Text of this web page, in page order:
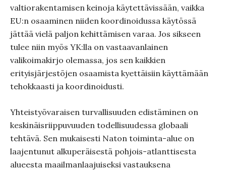
valtiorakentamisen keinoja käytettävissään, vaikka
EU:n osaaminen niiden koordinoidussa käytössä
jättää vielä paljon kehittämisen varaa. Jos sikseen
tulee niin myös YK:lla on vastaavanlainen
valikoimakirjo olemassa, jos sen kaikkien
erityisjärjestöjen osaamista kyettäisiin käyttämään
tehokkaasti ja koordinoidusti.
Yhteistyövaraisen turvallisuuden edistäminen on
keskinäisriippuvuuden todellisuudessa globaali
tehtävä. Sen mukaisesti Naton toiminta-alue on
laajentunut alkuperäisestä pohjois-atlanttisesta
alueesta maailmanlaajuiseksi vastauksena